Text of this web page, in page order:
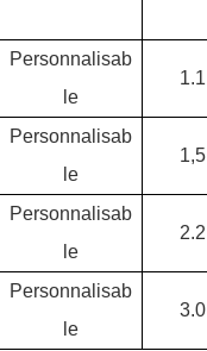
Personnalisab
le
1.1
Personnalisab
le
1,5
Personnalisab
le
2.2
Personnalisab
le
3.0